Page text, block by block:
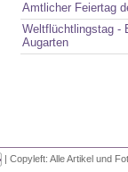
Amtlicher Feiertag
Weltflüchtlingstag -
Augarten
| Copyleft: Alle Artikel und